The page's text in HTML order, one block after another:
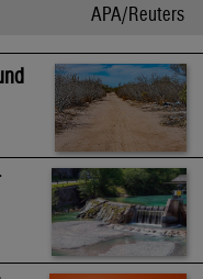
APA/Reuters